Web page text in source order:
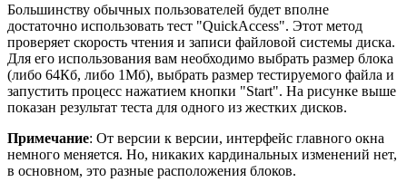
Большинству обычных пользователей будет вполне
достаточно использовать тест "QuickAccess". Этот метод
проверяет скорость чтения и записи файловой системы диска.
Для его использования вам необходимо выбрать размер блока
(либо 64Кб, либо 1Мб), выбрать размер тестируемого файла и
запустить процесс нажатием кнопки "Start". На рисунке выше
показан результат теста для одного из жестких дисков.
Примечание: От версии к версии, интерфейс главного окна
немного меняется. Но, никаких кардинальных изменений нет,
в основном, это разные расположения блоков.